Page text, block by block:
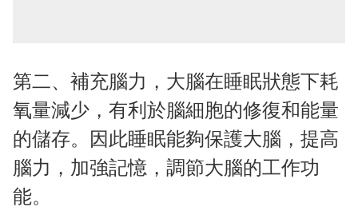
第二、補充腦力，大腦在睡眠狀態下耗
氧量減少，有利於腦細胞的修復和能量
的儲存。因此睡眠能夠保護大腦，提高
腦力，加強記憶，調節大腦的工作功
能。